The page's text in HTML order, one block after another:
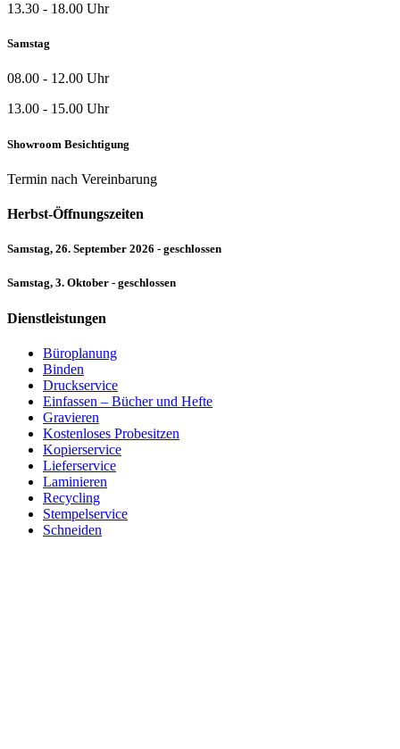
13.30 - 18.00 Uhr
Samstag
08.00 - 12.00 Uhr
13.00 - 15.00 Uhr
Showroom Besichtigung
Termin nach Vereinbarung
Herbst-Öffnungszeiten
Samstag, 26. September 2026 - geschlossen
Samstag, 3. Oktober - geschlossen
Dienstleistungen
Büroplanung
Binden
Druckservice
Einfassen – Bücher und Hefte
Gravieren
Kostenloses Probesitzen
Kopierservice
Lieferservice
Laminieren
Recycling
Stempelservice
Schneiden